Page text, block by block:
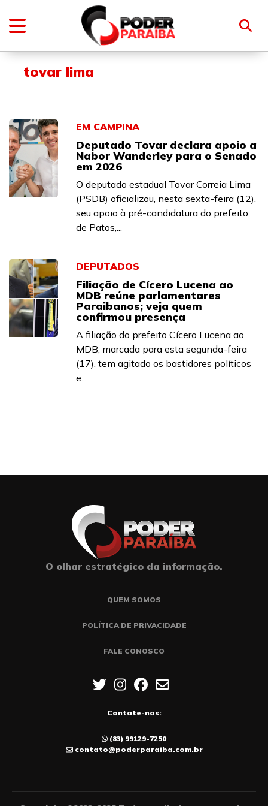
tovar lima
EM CAMPINA
Deputado Tovar declara apoio a
Nabor Wanderley para o Senado
em 2026
O deputado estadual Tovar Correia Lima
(PSDB) oficializou, nesta sexta-feira (12),
seu apoio à pré-candidatura do prefeito
de Patos,...
DEPUTADOS
Filiação de Cícero Lucena ao
MDB reúne parlamentares
Paraibanos; veja quem
confirmou presença
A filiação do prefeito Cícero Lucena ao
MDB, marcada para esta segunda-feira
(17), tem agitado os bastidores políticos
e...
O olhar estratégico da informação.
QUEM SOMOS
POLÍTICA DE PRIVACIDADE
FALE CONOSCO
Contate-nos:
(83) 99129-7250
contato@poderparaiba.com.br